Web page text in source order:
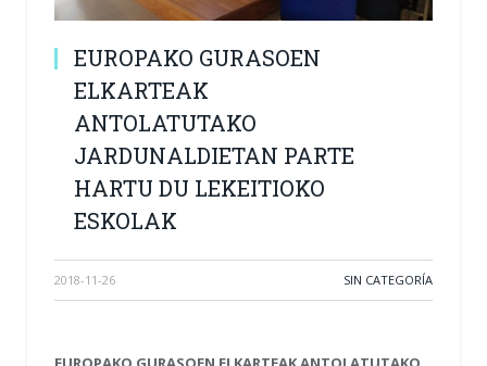
EUROPAKO GURASOEN
ELKARTEAK
ANTOLATUTAKO
JARDUNALDIETAN PARTE
HARTU DU LEKEITIOKO
ESKOLAK
2018-11-26 SIN CATEGORÍA